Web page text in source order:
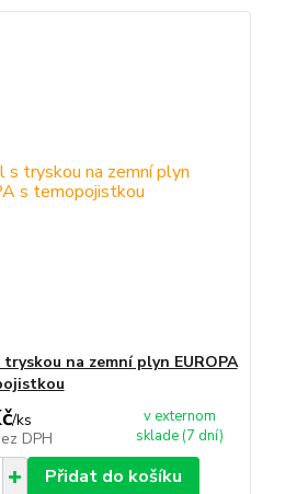
na zemní plyn EUROPA
/ks
DPH
v externom
sklade (7 dní)
Přidat do košíku